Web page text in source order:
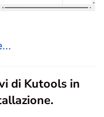
di Kutools in